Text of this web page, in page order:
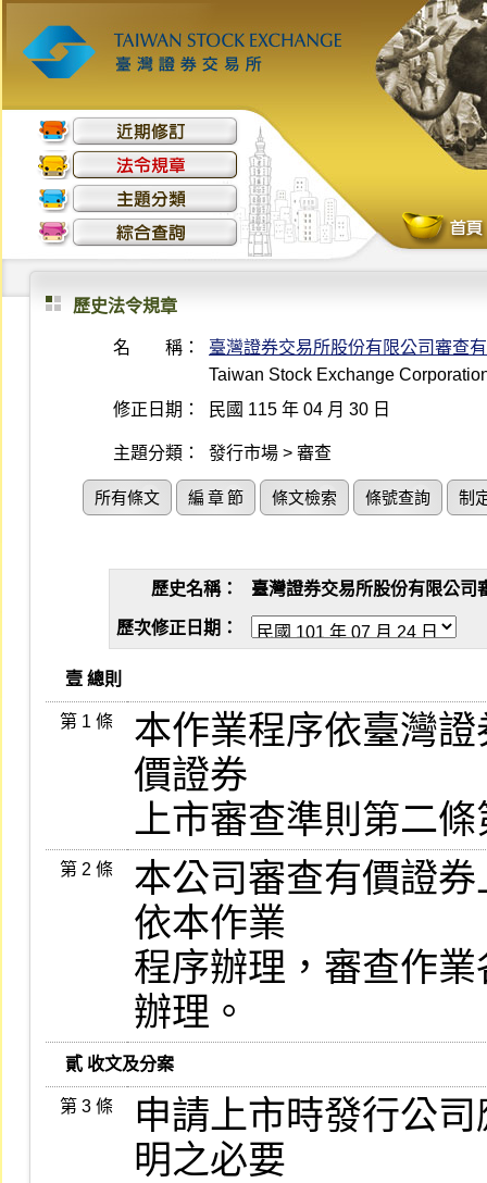
歷史法令規章
名 稱：
臺灣證券交易所股份有限公司審查
Taiwan Stock Exchange
修正日期：
民國 115 年 04 月 30 日
主題分類： 發行市場 > 審查
所有條文 編 章 節 條文檢索 條號查詢 制
歷史名稱： 臺灣證券交易所股份有限公司
歷次修正日期：
   壹 總則
第 1 條
本作業程序依臺灣
價證券
上市審查準則第二
第 2 條
本公司審查有價證
依本作業
程序辦理，審查作
辦理。
   貳 收文及分案
第 3 條
申請上市時發行公
明之必要